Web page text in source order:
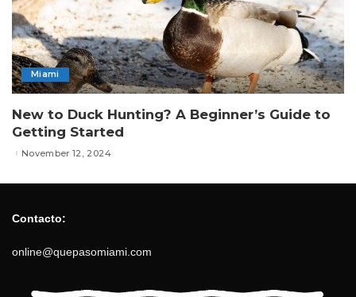
Miami
New to Duck Hunting? A Beginner’s Guide to
Getting Started
November 12, 2024
Contacto:
online@quepasomiami.com